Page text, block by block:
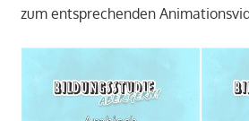
zum entsprechenden